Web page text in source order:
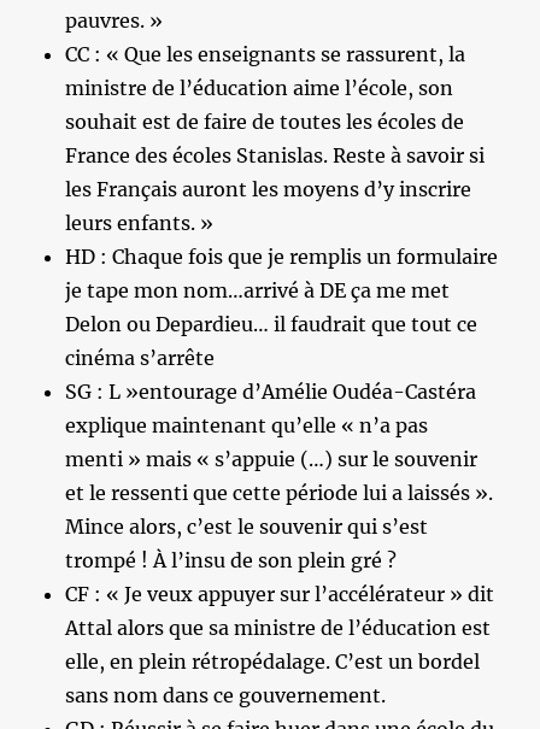
pauvres. »
CC : « Que les enseignants se rassurent, la
ministre de l’éducation aime l’école, son
souhait est de faire de toutes les écoles de
France des écoles Stanislas. Reste à savoir si
les Français auront les moyens d’y inscrire
leurs enfants. »
HD : Chaque fois que je remplis un formulaire
je tape mon nom…arrivé à DE ça me met
Delon ou Depardieu… il faudrait que tout ce
cinéma s’arrête
SG : L »entourage d’Amélie Oudéa-Castéra
explique maintenant qu’elle « n’a pas
menti » mais « s’appuie (…) sur le souvenir
et le ressenti que cette période lui a laissés ».
Mince alors, c’est le souvenir qui s’est
trompé ! À l’insu de son plein gré ?
CF : « Je veux appuyer sur l’accélérateur » dit
Attal alors que sa ministre de l’éducation est
elle, en plein rétropédalage. C’est un bordel
sans nom dans ce gouvernement.